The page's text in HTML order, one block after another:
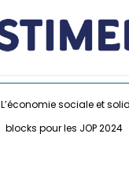
L’économie sociale et
blocks pour les JOP 2024